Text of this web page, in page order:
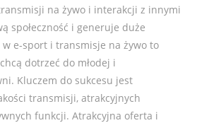
na żywo i interakcji z innymi
społeczność i generuje duże
e-sport i transmisje na żywo to
dotrzeć do młodej i
Kluczem do sukcesu jest
transmisji, atrakcyjnych
funkcji. Atrakcyjna oferta i